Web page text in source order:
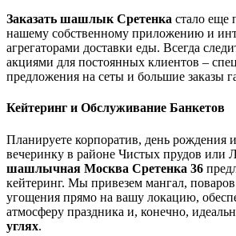
Заказать шашлык Сретенка стало еще
нашему собственному приложению и
агрегаторами доставки еды. Всегда
акциями для постоянных клиентов –
предложения на сеты и большие заказы
Кейтеринг и Обслуживание Банкетов
Планируете корпоратив, день рождения
вечеринку в районе Чистых прудов или
шашлычная Москва Сретенка 36
кейтеринг. Мы привезем мангал,
угощения прямо на вашу локацию,
атмосферу праздника и, конечно,
углях.